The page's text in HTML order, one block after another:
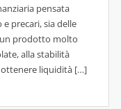
pensata
precari, sia delle
prodotto molto
alla stabilità
ottenere liquidità […]